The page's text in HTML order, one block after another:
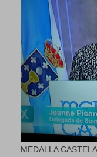
MEDALLA